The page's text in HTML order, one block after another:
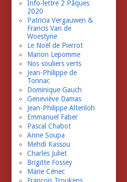
Info-lettre 2 Pâques
2020
Patricia Vergauwen &
Francis Van de
Woestyne
Le Noël de Pierrot
Manon Lepomme
Nos souliers verts
Jean-Philippe de
Tonnac
Dominique Gauch
Geneviève Damas
Jean-Philippe Altenloh
Emmanuel Faber
Pascal Chabot
Anne Soupa
Mehdi Kassou
Charles Juliet
Brigitte Fossey
Marie Cénec